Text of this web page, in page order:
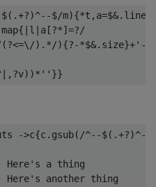
$/m){*t , a=$&. lines
map{| l a [?*]=?/
).*/){?-*$&. size}+'-
v))* '' }}
->c{c.gsub(/^--
Here's a thing
another thing